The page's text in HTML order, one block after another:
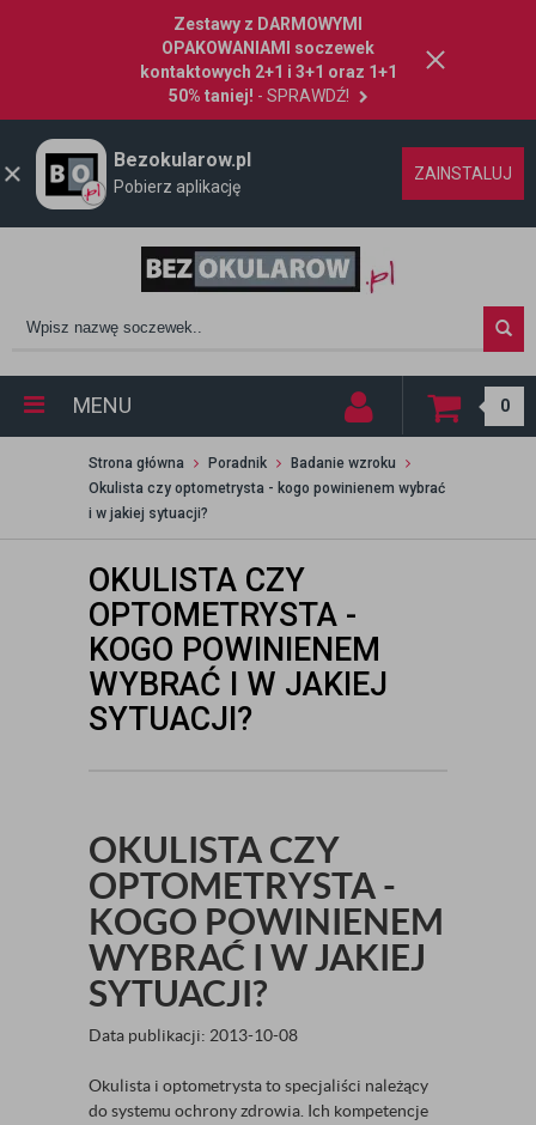
Zestawy z DARMOWYMI
OPAKOWANIAMI soczewek
kontaktowych 2+1 i 3+1 oraz 1+1
50% taniej! - SPRAWDŹ!
Bezokularow.pl
Pobierz aplikację
ZAINSTALUJ
MENU 0
Strona główna Poradnik
Badanie wzroku
Okulista czy optometrysta - kogo powinienem wybrać
i w jakiej sytuacji?
OKULISTA CZY
OPTOMETRYSTA -
KOGO POWINIENEM
WYBRAĆ I W JAKIEJ
SYTUACJI?
OKULISTA CZY
OPTOMETRYSTA -
KOGO POWINIENEM
WYBRAĆ I W JAKIEJ
SYTUACJI?
Data publikacji: 2013-10-08
Okulista i optometrysta to specjaliści należący
do systemu ochrony zdrowia. Ich kompetencje